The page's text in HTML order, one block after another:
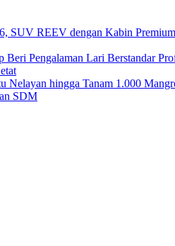
REEV dengan Kabin Premium
Pengalaman Lari Berstandar
Nelayan hingga Tanam 1.000
SDM